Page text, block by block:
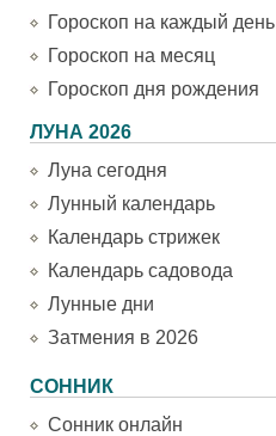
Гороскоп на каждый день
Гороскоп на месяц
Гороскоп дня рождения
ЛУНА 2026
Луна сегодня
Лунный календарь
Календарь стрижек
Календарь садовода
Лунные дни
Затмения в 2026
СОННИК
Сонник онлайн